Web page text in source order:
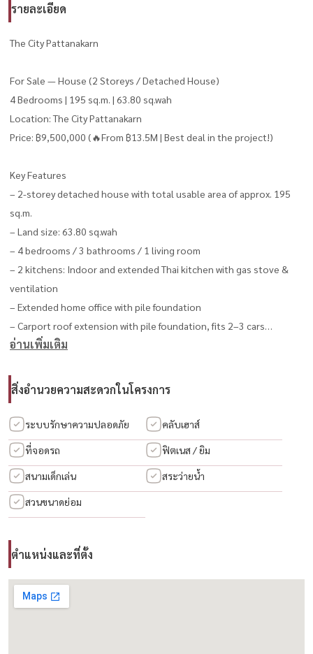
รายละเอียด
The City Pattanakarn
For Sale — House (2 Storeys / Detached House)
4 Bedrooms | 195 sq.m. | 63.80 sq.wah
Location: The City Pattanakarn
Price: ฿9,500,000 (🔥From ฿13.5M | Best deal in the project!)
Key Features
– 2-storey detached house with total usable area of approx. 195
sq.m.
– Land size: 63.80 sq.wah
– 4 bedrooms / 3 bathrooms / 1 living room
– 2 kitchens: Indoor and extended Thai kitchen with gas stove &
ventilation
– Extended home office with pile foundation
– Carport roof extension with pile foundation, fits 2–3 cars
– Front & back awnings with structural foundation
2 range hoods
🏡 Fully extended & move-in ready
💰 Below market price – Cheapest in the project!
------------------------------------------
เดอะซิตี้ พัฒนาการ
ขาย — บ้านเดี่ยว 2 ชั้น พื้นที่ใช้สอยรวมประมาณ 195 ตร.ม.
ที่ตั้ง: เดอะซิตี้ พัฒนาการ
ราคา: ฿9,500,000 (🔥จาก ฿13.5 ล้าน | ข้อเสนอดีที่สุดในโครงการ!)
คุณสมบัติหลัก
อ่านเพิ่มเติม
สิ่งอำนวยความสะดวกในโครงการ
ระบบรักษาความปลอดภัย คลับเฮาส์
ที่จอดรถ ฟิตเนส / ยิม
สนามเด็กเล่น สระว่ายน้ำ
สวนขนาดย่อม
ตำแหน่งและที่ตั้ง